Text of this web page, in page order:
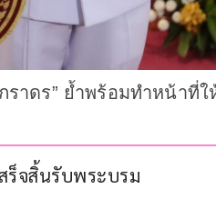
ภราดร” ย้ำพร้อมทำหน้า
สร็จสิ้นรับพระบรม